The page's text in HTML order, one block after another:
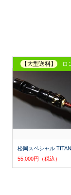
松岡スペシャル
55,000円（税込）
【大型送料】 ロ